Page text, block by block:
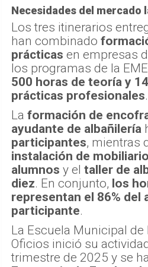
Necesidades del mercado
Los tres itinerarios
han combinado
prácticas en empresas
los programas de la
500 horas de teoría y
prácticas profesionales.
La formación de
ayudante de albañilería
participantes, mientras
instalación de mobiliario
alumnos y el taller de
diez. En conjunto, los
representan el 86% del
participante.
La Escuela Municipal de
Oficios inició su
trimestre de 2025 y se